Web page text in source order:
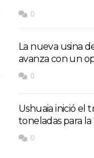
0
La nueva usina
avanza con un
0
Ushuaia inició el
toneladas para
0